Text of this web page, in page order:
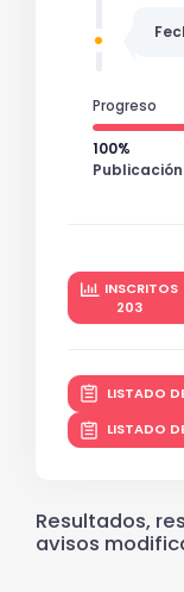
Progreso
100%
INSCRITOS
203
LISTADO
LISTADO
Resultados,
avisos